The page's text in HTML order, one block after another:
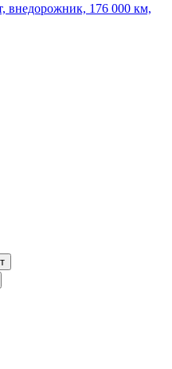
внедорожник, 176 000 км,